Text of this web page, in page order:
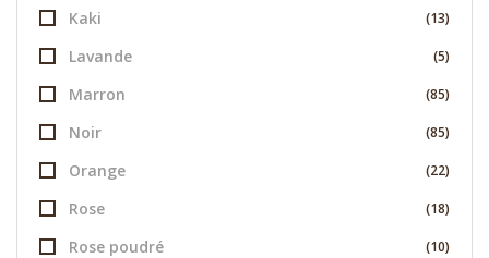
Kaki (13)
Lavande (5)
Marron (85)
Noir (85)
Orange (22)
Rose (18)
Rose poudré (10)